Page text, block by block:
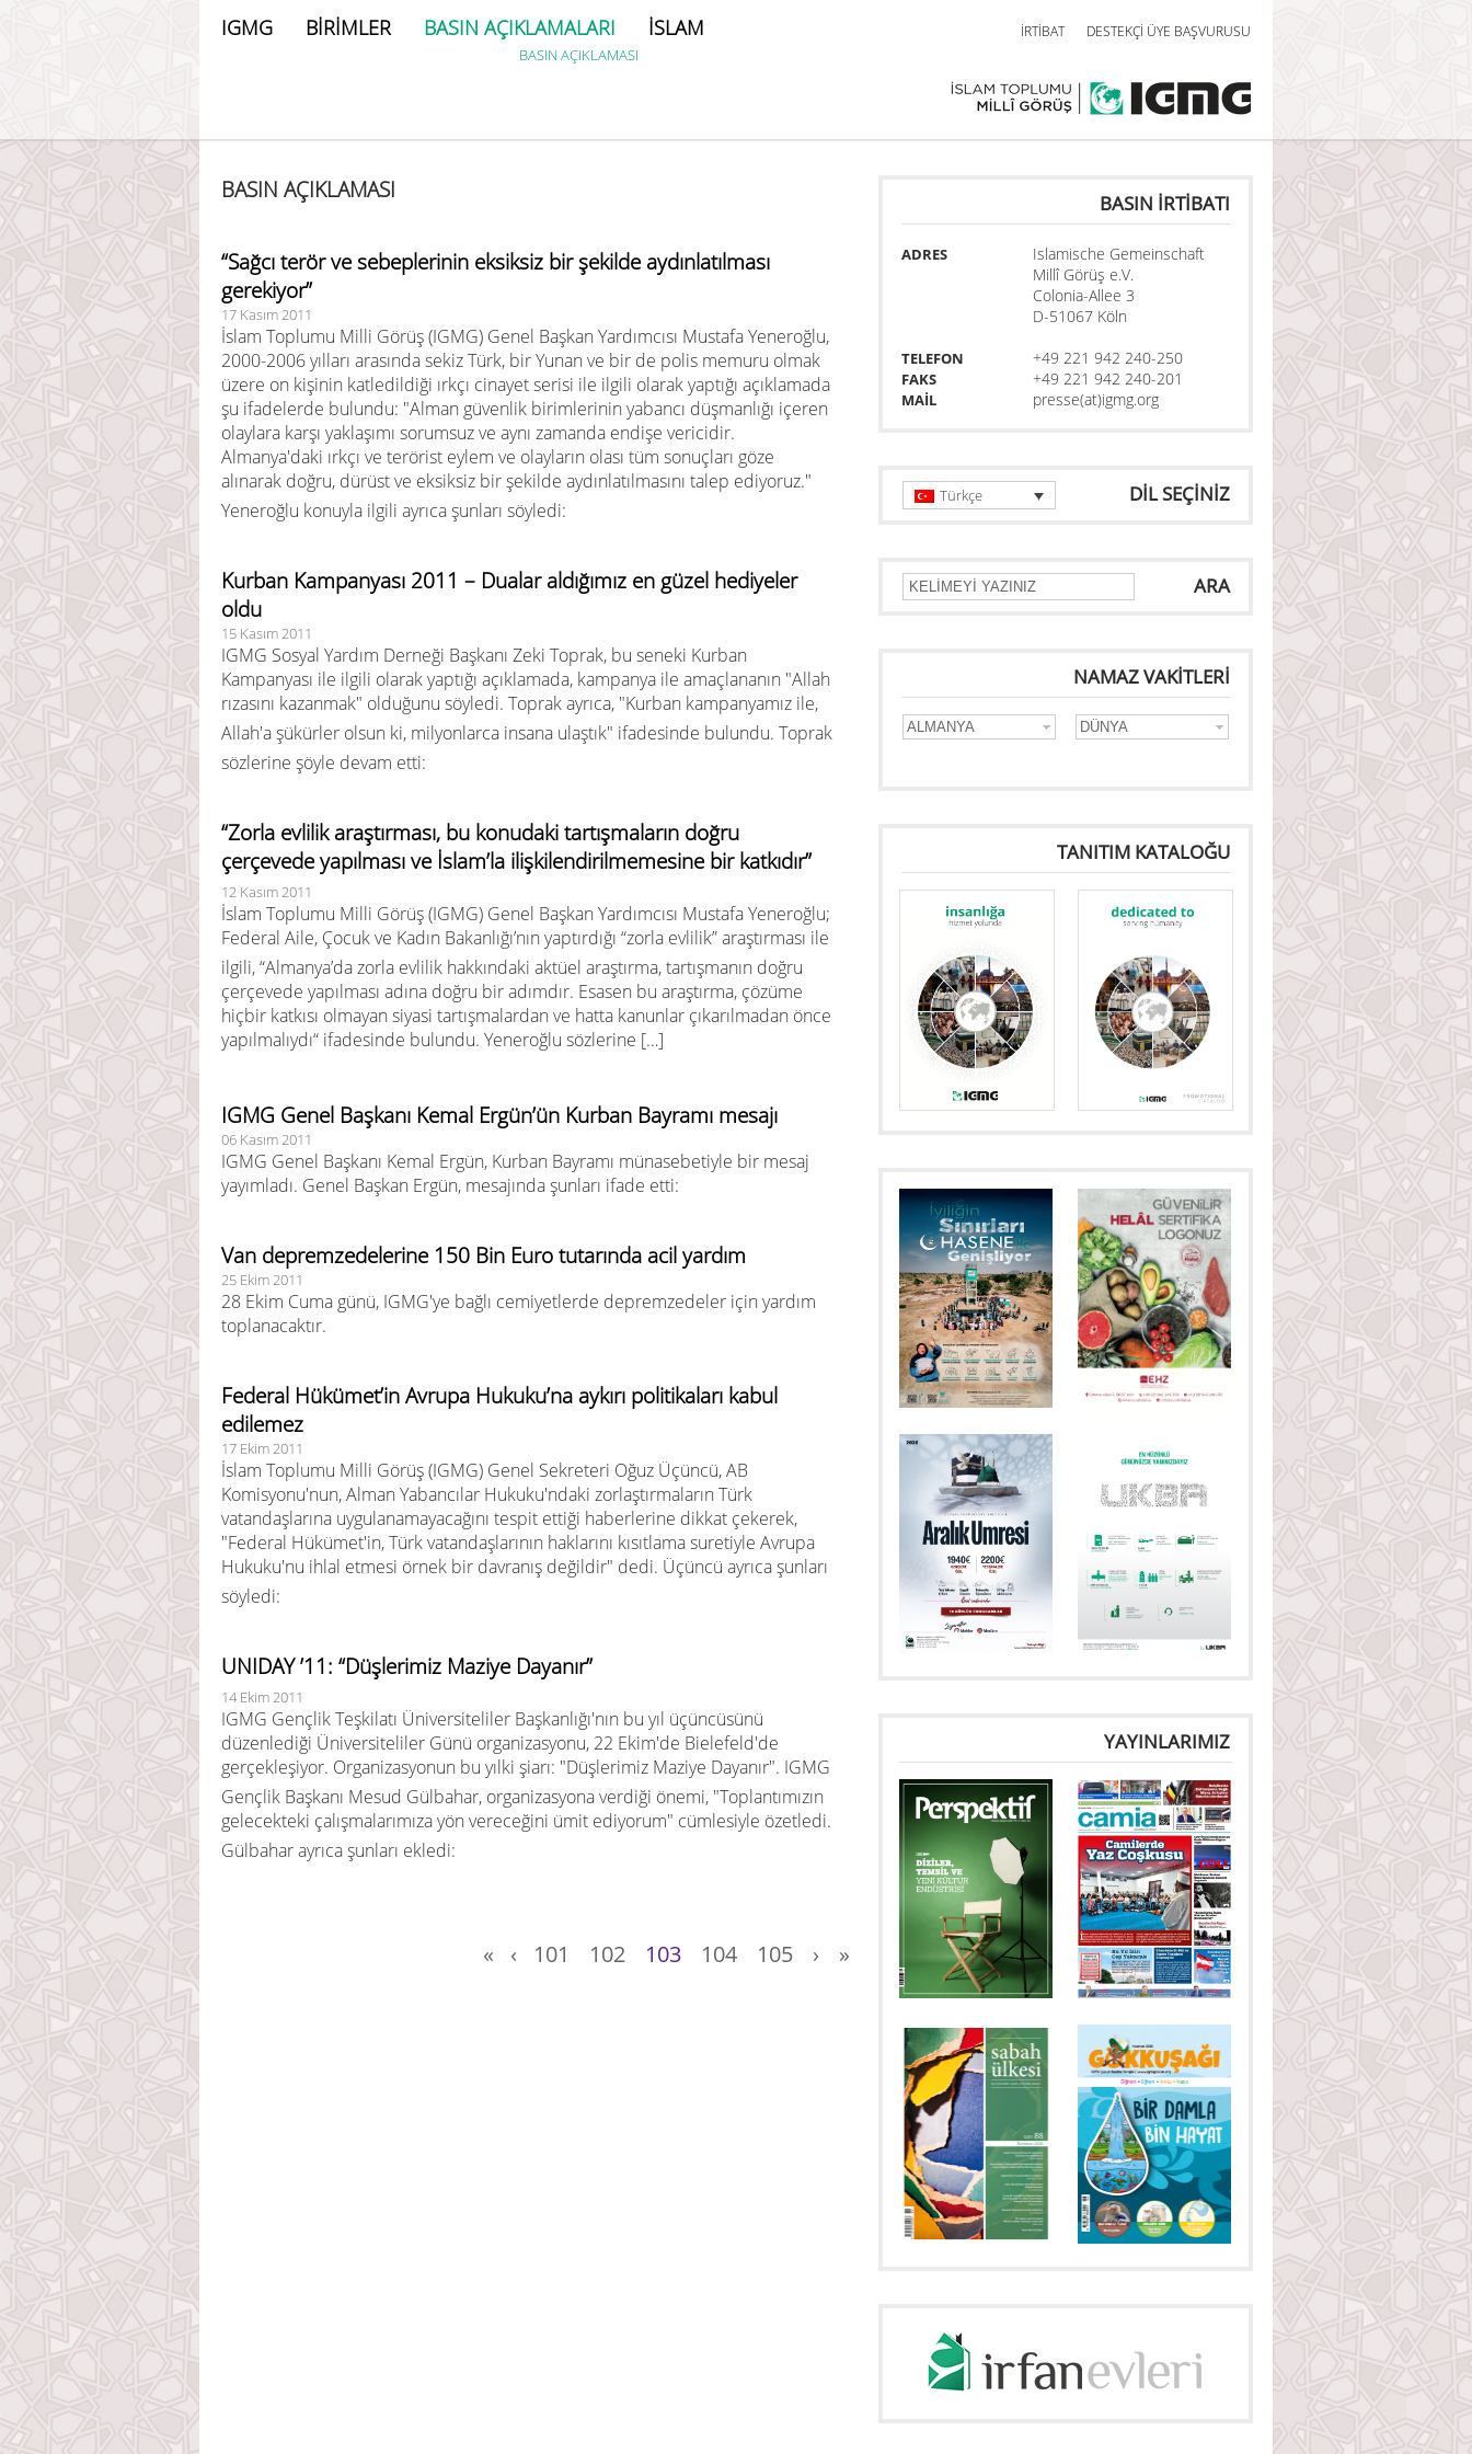
IGMG BİRİMLER BASIN AÇIKLAMALARI İSLAM
BASIN AÇIKLAMASI
İRTİBAT DESTEKÇİ ÜYE BAŞVURUSU
BASIN AÇIKLAMASI
“Sağcı terör ve sebeplerinin eksiksiz bir şekilde aydınlatılması
gerekiyor”
17 Kasım 2011
İslam Toplumu Milli Görüş (IGMG) Genel Başkan Yardımcısı Mustafa Yeneroğlu,
2000-2006 yılları arasında sekiz Türk, bir Yunan ve bir de polis memuru olmak
üzere on kişinin katledildiği ırkçı cinayet serisi ile ilgili olarak yaptığı açıklamada
şu ifadelerde bulundu: "Alman güvenlik birimlerinin yabancı düşmanlığı içeren
olaylara karşı yaklaşımı sorumsuz ve aynı zamanda endişe vericidir.
Almanya'daki ırkçı ve terörist eylem ve olayların olası tüm sonuçları göze
alınarak doğru, dürüst ve eksiksiz bir şekilde aydınlatılmasını talep ediyoruz."
Yeneroğlu konuyla ilgili ayrıca şunları söyledi:
Kurban Kampanyası 2011 – Dualar aldığımız en güzel hediyeler
oldu
15 Kasım 2011
IGMG Sosyal Yardım Derneği Başkanı Zeki Toprak, bu seneki Kurban
Kampanyası ile ilgili olarak yaptığı açıklamada, kampanya ile amaçlananın "Allah
rızasını kazanmak" olduğunu söyledi. Toprak ayrıca, "Kurban kampanyamız ile,
Allah'a şükürler olsun ki, milyonlarca insana ulaştık" ifadesinde bulundu. Toprak
sözlerine şöyle devam etti:
“Zorla evlilik araştırması, bu konudaki tartışmaların doğru
çerçevede yapılması ve İslam’la ilişkilendirilmemesine bir katkıdır”
12 Kasım 2011
İslam Toplumu Milli Görüş (IGMG) Genel Başkan Yardımcısı Mustafa Yeneroğlu;
Federal Aile, Çocuk ve Kadın Bakanlığı’nın yaptırdığı “zorla evlilik” araştırması ile
ilgili, “Almanya’da zorla evlilik hakkındaki aktüel araştırma, tartışmanın doğru
çerçevede yapılması adına doğru bir adımdır. Esasen bu araştırma, çözüme
hiçbir katkısı olmayan siyasi tartışmalardan ve hatta kanunlar çıkarılmadan önce
yapılmalıydı“ ifadesinde bulundu. Yeneroğlu sözlerine […]
IGMG Genel Başkanı Kemal Ergün’ün Kurban Bayramı mesajı
06 Kasım 2011
IGMG Genel Başkanı Kemal Ergün, Kurban Bayramı münasebetiyle bir mesaj
yayımladı. Genel Başkan Ergün, mesajında şunları ifade etti:
Van depremzedelerine 150 Bin Euro tutarında acil yardım
25 Ekim 2011
28 Ekim Cuma günü, IGMG'ye bağlı cemiyetlerde depremzedeler için yardım
toplanacaktır.
Federal Hükümet’in Avrupa Hukuku’na aykırı politikaları kabul
edilemez
17 Ekim 2011
İslam Toplumu Milli Görüş (IGMG) Genel Sekreteri Oğuz Üçüncü, AB
Komisyonu'nun, Alman Yabancılar Hukuku'ndaki zorlaştırmaların Türk
vatandaşlarına uygulanamayacağını tespit ettiği haberlerine dikkat çekerek,
"Federal Hükümet'in, Türk vatandaşlarının haklarını kısıtlama suretiyle Avrupa
Hukuku'nu ihlal etmesi örnek bir davranış değildir" dedi. Üçüncü ayrıca şunları
söyledi:
UNIDAY ’11: “Düşlerimiz Maziye Dayanır”
14 Ekim 2011
IGMG Gençlik Teşkilatı Üniversiteliler Başkanlığı'nın bu yıl üçüncüsünü
düzenlediği Üniversiteliler Günü organizasyonu, 22 Ekim'de Bielefeld'de
gerçekleşiyor. Organizasyonun bu yılki şiarı: "Düşlerimiz Maziye Dayanır". IGMG
Gençlik Başkanı Mesud Gülbahar, organizasyona verdiği önemi, "Toplantımızın
gelecekteki çalışmalarımıza yön vereceğini ümit ediyorum" cümlesiyle özetledi.
Gülbahar ayrıca şunları ekledi:
« ‹ 101 102 103 104 105 › »
BASIN İRTİBATI
ADRES
Islamische Gemeinschaft
Millî Görüş e.V.
Colonia-Allee 3
D-51067 Köln
TELEFON +49 221 942 240-250
FAKS +49 221 942 240-201
MAİL presse(at)igmg.org
DİL SEÇİNİZ
Türkçe
ARA
NAMAZ VAKİTLERİ
TANITIM KATALOĞU
YAYINLARIMIZ